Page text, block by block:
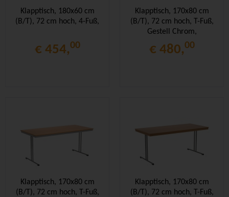
Klapptisch, 180x60 cm
(B/T), 72 cm hoch, 4-Fuß,
€ 454,00
Klapptisch, 170x80 cm
(B/T), 72 cm hoch, T-Fuß,
Gestell Chrom,
Stahlzarge,
€ 480,00
Klapptisch, 170x80 cm
(B/T), 72 cm hoch, T-Fuß,
Klapptisch, 170x80 cm
(B/T), 72 cm hoch, T-Fuß,